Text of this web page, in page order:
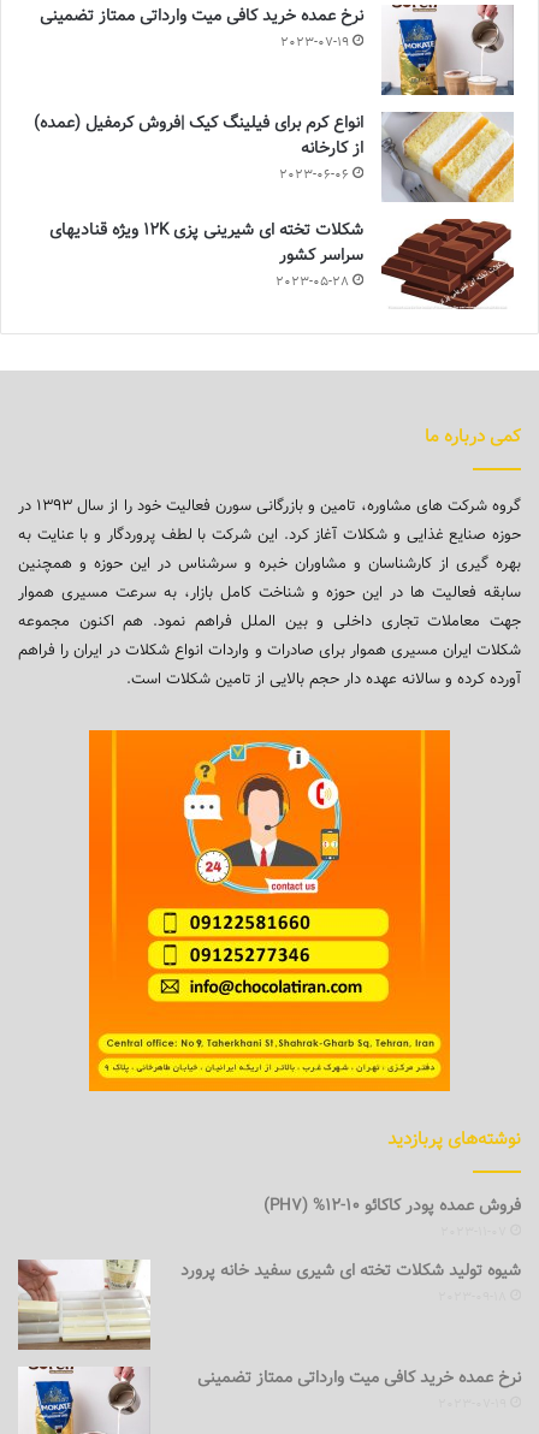
نرخ عمده خرید کافی میت وارداتی ممتاز تضمینی
2023-07-19
انواع کرم برای فیلینگ کیک |فروش کرمفیل (عمده)
از کارخانه
2023-06-06
شکلات تخته ای شیرینی پزی 12K ویژه قنادیهای
سراسر کشور
2023-05-28
کمی درباره ما
گروه شرکت های مشاوره، تامین و بازرگانی سورن فعالیت خود را از سال ۱۳۹۳ در
حوزه صنایع غذایی و شکلات آغاز کرد. این شرکت با لطف پروردگار و با عنایت به
بهره گیری از کارشناسان و مشاوران خبره و سرشناس در این حوزه و همچنین
سابقه فعالیت ها در این حوزه و شناخت کامل بازار، به سرعت مسیری هموار
جهت معاملات تجاری داخلی و بین الملل فراهم نمود. هم اکنون مجموعه
شکلات ایران مسیری هموار برای صادرات و واردات انواع شکلات در ایران را فراهم
آورده کرده و سالانه عهده دار حجم بالایی از تامین شکلات است.
نوشته‌های پربازدید
فروش عمده پودر کاکائو 10-12% (PH7)
شیوه تولید شکلات تخته ای شیری سفید خانه پرورد
نرخ عمده خرید کافی میت وارداتی ممتاز تضمینی